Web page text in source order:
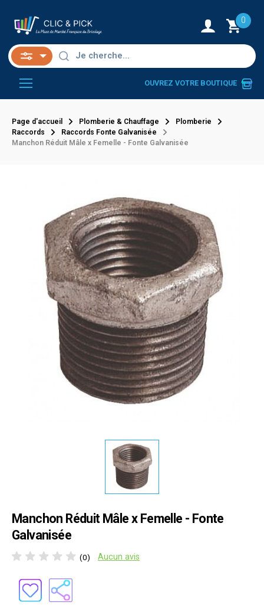
0
OUVREZ VOTRE BOUTIQUE
Page d'accueil Plomberie & Chauffage
Plomberie
Raccords
Raccords Fonte Galvanisée
Manchon Réduit Mâle x Femelle - Fonte Galvanisée
Manchon Réduit Mâle x Femelle - Fonte
Galvanisée
(0) Aucun avis